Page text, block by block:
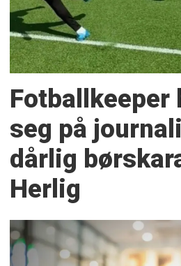
Fotballkeeper
seg på
dårlig
Herlig